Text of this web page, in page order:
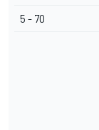
5 - 70